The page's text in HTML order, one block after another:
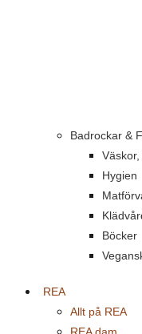
Badrockar &
Hygien
Böcker
REA
Allt på REA